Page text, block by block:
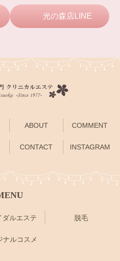
光の森店LINE
ABOUT COMMENT
CONTACT INSTAGRAM
ダルエステ 脱毛
ナルコスメ